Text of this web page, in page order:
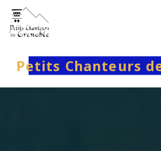
contenu
Petits Chanteurs